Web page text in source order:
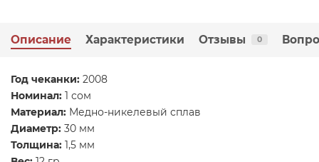
Описание Характеристики Отзывы 0
​Год чеканки: 2008
Номинал: 1 сом
Материал: Медно-никелевый сплав
Диаметр: 30 мм
Толщина: 1,5 мм